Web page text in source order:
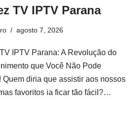
TV IPTV Parana
agosto 7, 2026
IPTV Parana: A Revolução do
que Você Não Pode
Quem diria que assistir aos nossos
favoritos ia ficar tão fácil?…